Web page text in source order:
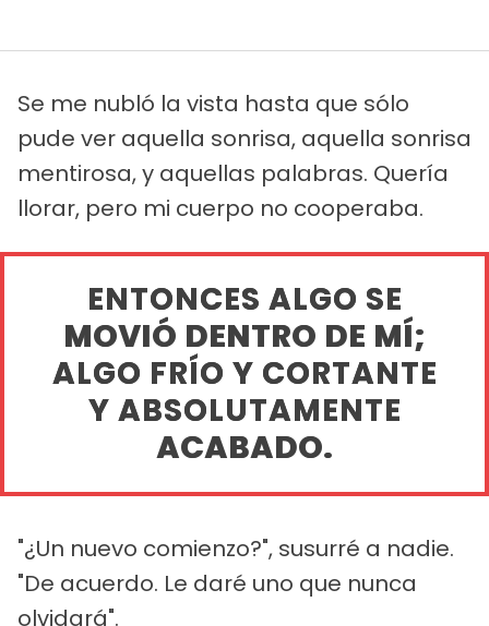
Se me nubló la vista hasta que sólo
pude ver aquella sonrisa, aquella sonrisa
mentirosa, y aquellas palabras. Quería
llorar, pero mi cuerpo no cooperaba.
ENTONCES ALGO SE
MOVIÓ DENTRO DE MÍ;
ALGO FRÍO Y CORTANTE
Y ABSOLUTAMENTE
ACABADO.
"¿Un nuevo comienzo?", susurré a nadie.
"De acuerdo. Le daré uno que nunca
olvidará".